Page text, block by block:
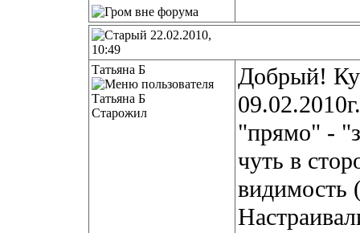
22.02.2010,
10:49
Татьяна Б
Старожил
Добрый!
"прямо" -
чуть в
видимость